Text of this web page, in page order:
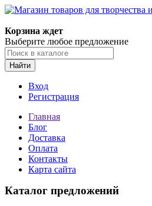
Корзина ждет
Выберите любое предложение
Найти
Вход
Регистрация
Главная
Блог
Доставка
Оплата
Контакты
Карта сайта
Каталог предложений